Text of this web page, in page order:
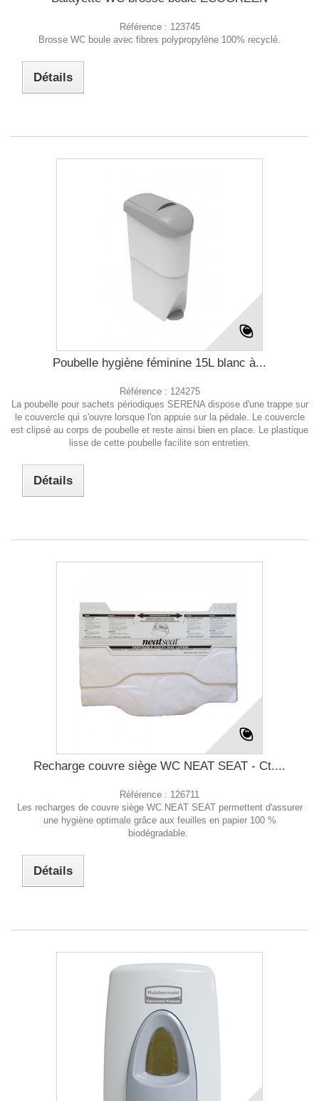
Référence : 123745
Brosse WC boule avec fibres polypropylène 100% recyclé.
Détails
Poubelle hygiène féminine 15L blanc à...
Référence : 124275
La poubelle pour sachets périodiques SERENA dispose d'une trappe sur
le couvercle qui s'ouvre lorsque l'on appuie sur la pédale. Le couvercle
est clipsé au corps de poubelle et reste ainsi bien en place. Le plastique
lisse de cette poubelle facilite son entretien.
Détails
Recharge couvre siège WC NEAT SEAT - Ct....
Référence : 126711
Les recharges de couvre siège WC NEAT SEAT permettent d'assurer
une hygiène optimale grâce aux feuilles en papier 100 %
biodégradable.
Détails